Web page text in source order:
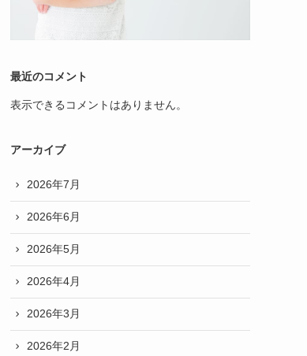
最近のコメント
表示できるコメントはありません。
アーカイブ
2026年7月
2026年6月
2026年5月
2026年4月
2026年3月
2026年2月